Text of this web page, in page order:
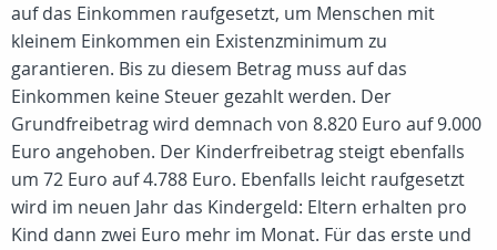
auf das Einkommen raufgesetzt, um Menschen mit
kleinem Einkommen ein Existenzminimum zu
garantieren. Bis zu diesem Betrag muss auf das
Einkommen keine Steuer gezahlt werden. Der
Grundfreibetrag wird demnach von 8.820 Euro auf 9.000
Euro angehoben. Der Kinderfreibetrag steigt ebenfalls
um 72 Euro auf 4.788 Euro. Ebenfalls leicht raufgesetzt
wird im neuen Jahr das Kindergeld: Eltern erhalten pro
Kind dann zwei Euro mehr im Monat. Für das erste und